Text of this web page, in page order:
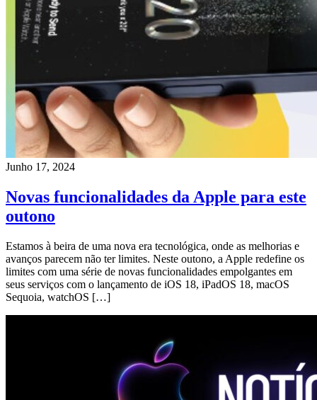
Junho 17, 2024
Novas funcionalidades da Apple para este
outono
Estamos à beira de uma nova era tecnológica, onde as melhorias e
avanços parecem não ter limites. Neste outono, a Apple redefine os
limites com uma série de novas funcionalidades empolgantes em
seus serviços com o lançamento de iOS 18, iPadOS 18, macOS
Sequoia, watchOS […]